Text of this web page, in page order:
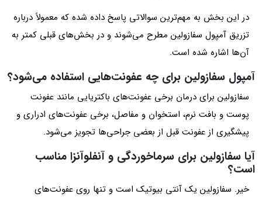
در این بخش به مهم‌ترین سوالاتی پاسخ داده شده که معمولاً درباره
تزریق آمپول سفازولین مطرح می‌شوند و در بخش‌های قبلی کمتر به
آن‌ها اشاره شده است.
آمپول سفازولین برای چه عفونت‌هایی استفاده می‌شود؟
سفازولین برای درمان برخی عفونت‌های باکتریایی مانند عفونت
پوست و بافت نرم، استخوان و مفاصل، برخی عفونت‌های ادراری و
پیشگیری از عفونت قبل از بعضی جراحی‌ها تجویز می‌شود.
آیا سفازولین برای سرماخوردگی و آنفلوآنزا مناسب
است؟
خیر. سفازولین یک آنتی‌ بیوتیک است و تنها روی عفونت‌های